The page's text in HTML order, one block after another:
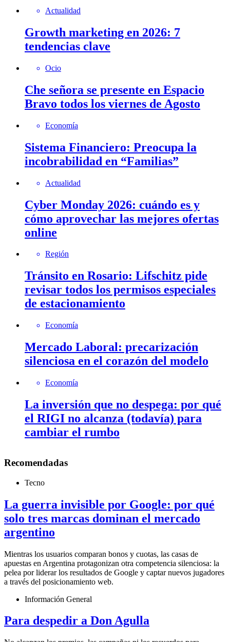
Actualidad
Growth marketing en 2026: 7
tendencias clave
Ocio
Che señora se presente en Espacio
Bravo todos los viernes de Agosto
Economía
Sistema Financiero: Preocupa la
incobrabilidad en “Familias”
Actualidad
Cyber Monday 2026: cuándo es y
cómo aprovechar las mejores ofertas
online
Región
Tránsito en Rosario: Lifschitz pide
revisar todos los permisos especiales
de estacionamiento
Economía
Mercado Laboral: precarización
silenciosa en el corazón del modelo
Economía
La inversión que no despega: por qué
el RIGI no alcanza (todavía) para
cambiar el rumbo
Recomendadas
Tecno
La guerra invisible por Google: por qué
solo tres marcas dominan el mercado
argentino
Mientras los usuarios comparan bonos y cuotas, las casas de
apuestas en Argentina protagonizan otra competencia silenciosa: la
pelea por liderar los resultados de Google y captar nuevos jugadores
a través del posicionamiento web.
Información General
Para despedir a Don Agulla